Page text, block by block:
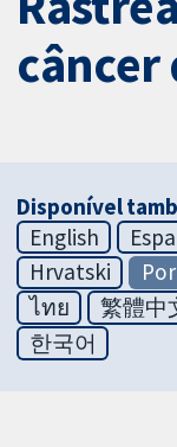
câncer
Disponível
English
Hrvatski
ไทย
繁體中
한국어